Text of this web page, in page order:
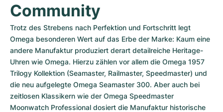
Community
Trotz des Strebens nach Perfektion und Fortschritt legt
Omega besonderen Wert auf das Erbe der Marke: Kaum eine
andere Manufaktur produziert derart detailreiche Heritage-
Uhren wie Omega. Hierzu zählen vor allem die Omega 1957
Trilogy Kollektion (Seamaster, Railmaster, Speedmaster) und
die neu aufgelegte Omega Seamaster 300. Aber auch bei
zeitlosen Klassikern wie der Omega Speedmaster
Moonwatch Professional dosiert die Manufaktur historische